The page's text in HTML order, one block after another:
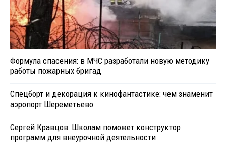
Формула спасения: в МЧС разработали новую методику
работы пожарных бригад
Спецборт и декорация к кинофантастике: чем знаменит
аэропорт Шереметьево
Сергей Кравцов: Школам поможет конструктор
программ для внеурочной деятельности